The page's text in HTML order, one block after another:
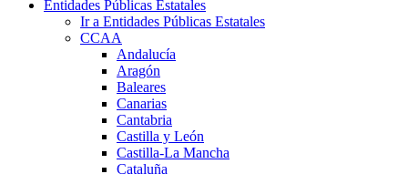
Entidades Públicas Estatales
Ir a Entidades Públicas Estatales
CCAA
Andalucía
Aragón
Baleares
Canarias
Cantabria
Castilla y León
Castilla-La Mancha
Cataluña